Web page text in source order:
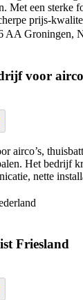
Met een
prijs-
AA Groningen,
voor
airco’s,
Het bedrijf
nette
Friesland